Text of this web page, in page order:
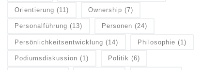
Orientierung (11) Ownership (7)
Personalführung (13) Personen (24)
Persönlichkeitsentwicklung (14) Philosophie (1)
Podiumsdiskussion (1) Politik (6)